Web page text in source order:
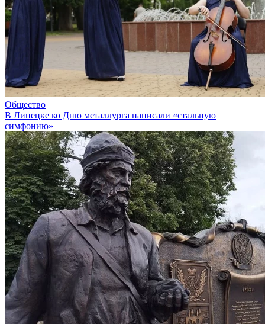
Общество
В Липецке ко Дню металлурга написали «стальную
симфонию»